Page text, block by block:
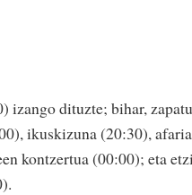
izango dituzte; bihar,
ikuskizuna (20:30), afaria
kontzertua (00:00); eta